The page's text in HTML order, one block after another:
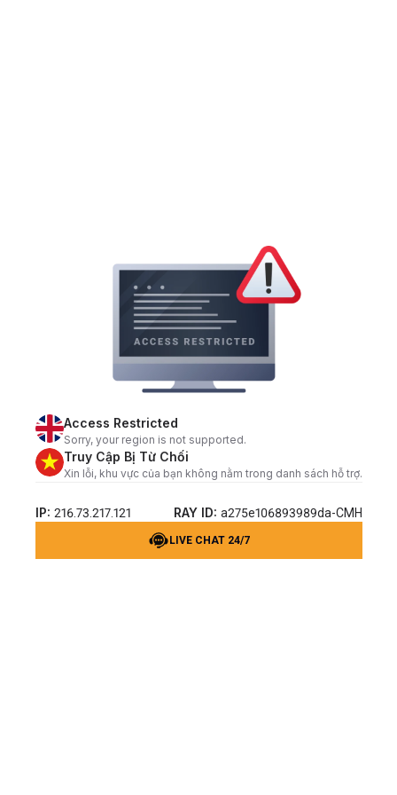
Access Restricted
Sorry, your region is not supported.
Truy Cập Bị Từ Chối
Xin lỗi, khu vực của bạn không nằm trong danh sách hỗ trợ.
IP: 216.73.217.121 RAY ID: a275e106893989da-CMH
LIVE CHAT 24/7